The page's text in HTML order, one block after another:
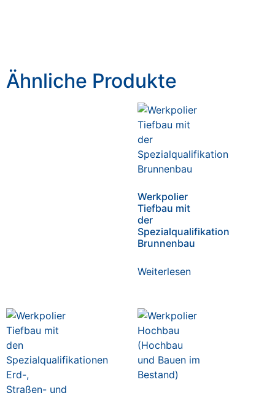
Ähnliche Produkte
Werkpolier
Tiefbau mit
der
Spezialqualifikation
Brunnenbau
Weiterlesen